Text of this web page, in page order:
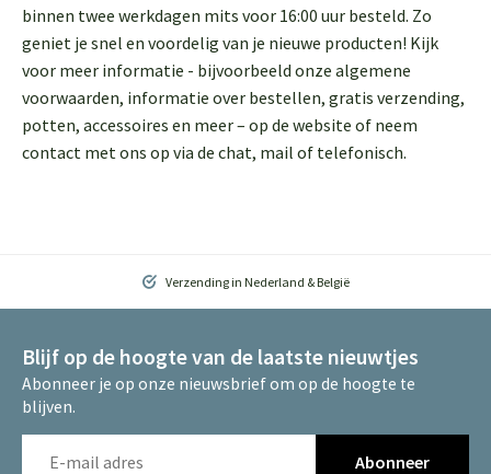
binnen twee werkdagen mits voor 16:00 uur besteld. Zo
geniet je snel en voordelig van je nieuwe producten! Kijk
voor meer informatie - bijvoorbeeld onze algemene
voorwaarden, informatie over bestellen, gratis verzending,
potten, accessoires en meer – op de website of neem
contact met ons op via de chat, mail of telefonisch.
Verzending in Nederland & België
Blijf op de hoogte van de laatste nieuwtjes
Abonneer je op onze nieuwsbrief om op de hoogte te
blijven.
Abonneer